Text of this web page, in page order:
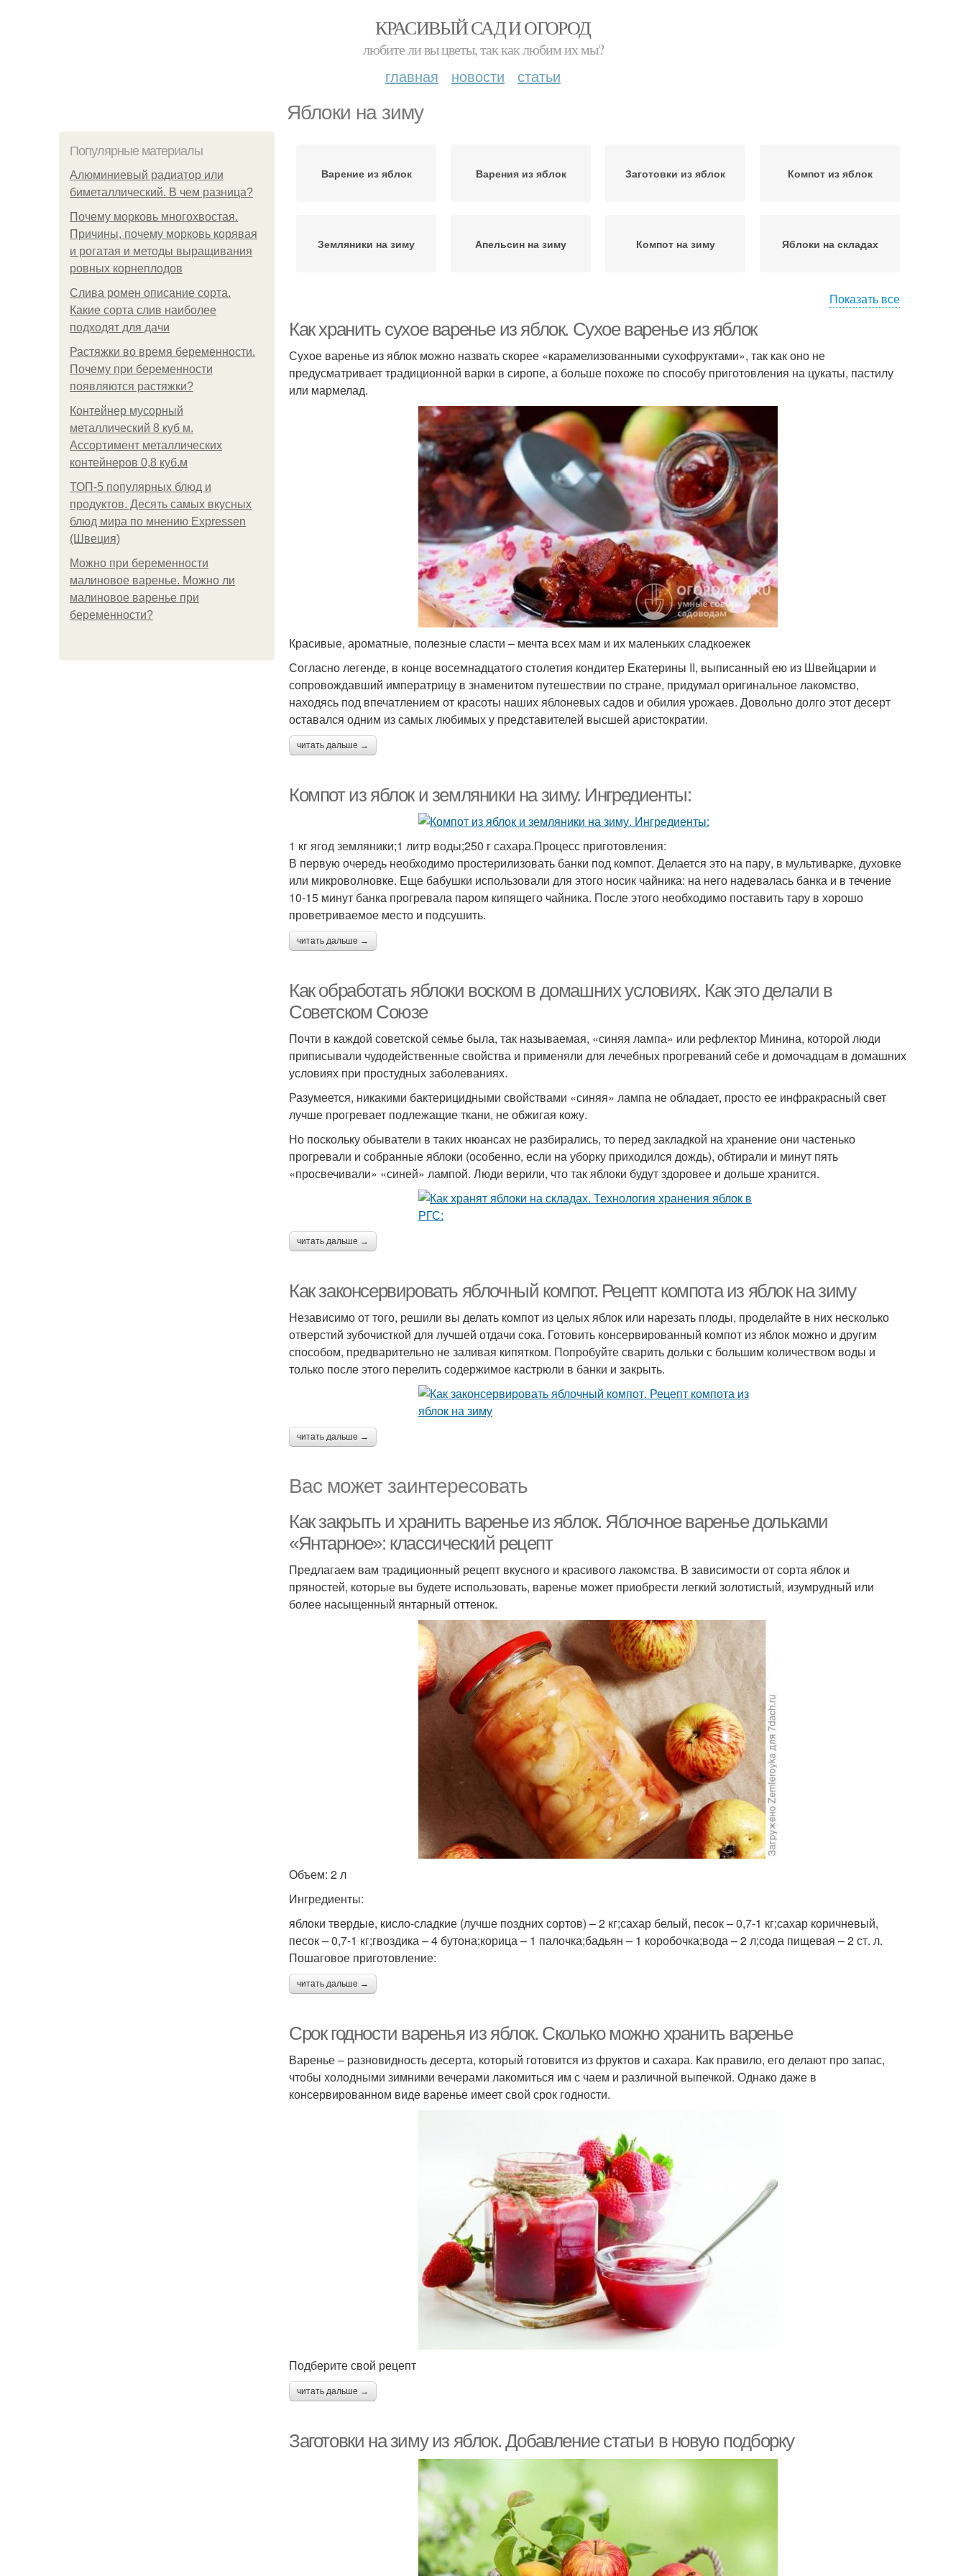
КРАСИВЫЙ САД И ОГОРОД
любите ли вы цветы, так как любим их мы?
главная новости статьи
Яблоки на зиму
Популярные материалы
Алюминиевый радиатор или
биметаллический. В чем разница?
Почему морковь многохвостая.
Причины, почему морковь корявая
и рогатая и методы выращивания
ровных корнеплодов
Слива ромен описание сорта.
Какие сорта слив наиболее
подходят для дачи
Растяжки во время беременности.
Почему при беременности
появляются растяжки?
Контейнер мусорный
металлический 8 куб м.
Ассортимент металлических
контейнеров 0,8 куб.м
ТОП-5 популярных блюд и
продуктов. Десять самых вкусных
блюд мира по мнению Expressen
(Швеция)
Можно при беременности
малиновое варенье. Можно ли
малиновое варенье при
беременности?
Варение из яблок Варения из яблок Заготовки из яблок Компот из яблок
Земляники на зиму Апельсин на зиму Компот на зиму Яблоки на складах
Показать все
Как хранить сухое варенье из яблок. Сухое варенье из яблок
Сухое варенье из яблок можно назвать скорее «карамелизованными сухофруктами», так как оно не
предусматривает традиционной варки в сиропе, а больше похоже по способу приготовления на цукаты, пастилу
или мармелад.
Красивые, ароматные, полезные сласти – мечта всех мам и их маленьких сладкоежек
Согласно легенде, в конце восемнадцатого столетия кондитер Екатерины II, выписанный ею из Швейцарии и
сопровождавший императрицу в знаменитом путешествии по стране, придумал оригинальное лакомство,
находясь под впечатлением от красоты наших яблоневых садов и обилия урожаев. Довольно долго этот десерт
оставался одним из самых любимых у представителей высшей аристократии.
читать дальше →
Компот из яблок и земляники на зиму. Ингредиенты:
1 кг ягод земляники;1 литр воды;250 г сахара.Процесс приготовления:
В первую очередь необходимо простерилизовать банки под компот. Делается это на пару, в мультиварке, духовке
или микроволновке. Еще бабушки использовали для этого носик чайника: на него надевалась банка и в течение
10-15 минут банка прогревала паром кипящего чайника. После этого необходимо поставить тару в хорошо
проветриваемое место и подсушить.
читать дальше →
Как обработать яблоки воском в домашних условиях. Как это делали в
Советском Союзе
Почти в каждой советской семье была, так называемая, «синяя лампа» или рефлектор Минина, которой люди
приписывали чудодейственные свойства и применяли для лечебных прогреваний себе и домочадцам в домашних
условиях при простудных заболеваниях.
Разумеется, никакими бактерицидными свойствами «синяя» лампа не обладает, просто ее инфракрасный свет
лучше прогревает подлежащие ткани, не обжигая кожу.
Но поскольку обыватели в таких нюансах не разбирались, то перед закладкой на хранение они частенько
прогревали и собранные яблоки (особенно, если на уборку приходился дождь), обтирали и минут пять
«просвечивали» «синей» лампой. Люди верили, что так яблоки будут здоровее и дольше хранится.
читать дальше →
Как законсервировать яблочный компот. Рецепт компота из яблок на зиму
Независимо от того, решили вы делать компот из целых яблок или нарезать плоды, проделайте в них несколько
отверстий зубочисткой для лучшей отдачи сока. Готовить консервированный компот из яблок можно и другим
способом, предварительно не заливая кипятком. Попробуйте сварить дольки с большим количеством воды и
только после этого перелить содержимое кастрюли в банки и закрыть.
читать дальше →
Вас может заинтересовать
Как закрыть и хранить варенье из яблок. Яблочное варенье дольками
«Янтарное»: классический рецепт
Предлагаем вам традиционный рецепт вкусного и красивого лакомства. В зависимости от сорта яблок и
пряностей, которые вы будете использовать, варенье может приобрести легкий золотистый, изумрудный или
более насыщенный янтарный оттенок.
Объем: 2 л
Ингредиенты:
яблоки твердые, кисло-сладкие (лучше поздних сортов) – 2 кг;сахар белый, песок – 0,7-1 кг;сахар коричневый,
песок – 0,7-1 кг;гвоздика – 4 бутона;корица – 1 палочка;бадьян – 1 коробочка;вода – 2 л;сода пищевая – 2 ст. л.
Пошаговое приготовление:
читать дальше →
Срок годности варенья из яблок. Сколько можно хранить варенье
Варенье – разновидность десерта, который готовится из фруктов и сахара. Как правило, его делают про запас,
чтобы холодными зимними вечерами лакомиться им с чаем и различной выпечкой. Однако даже в
консервированном виде варенье имеет свой срок годности.
Подберите свой рецепт
читать дальше →
Заготовки на зиму из яблок. Добавление статьи в новую подборку